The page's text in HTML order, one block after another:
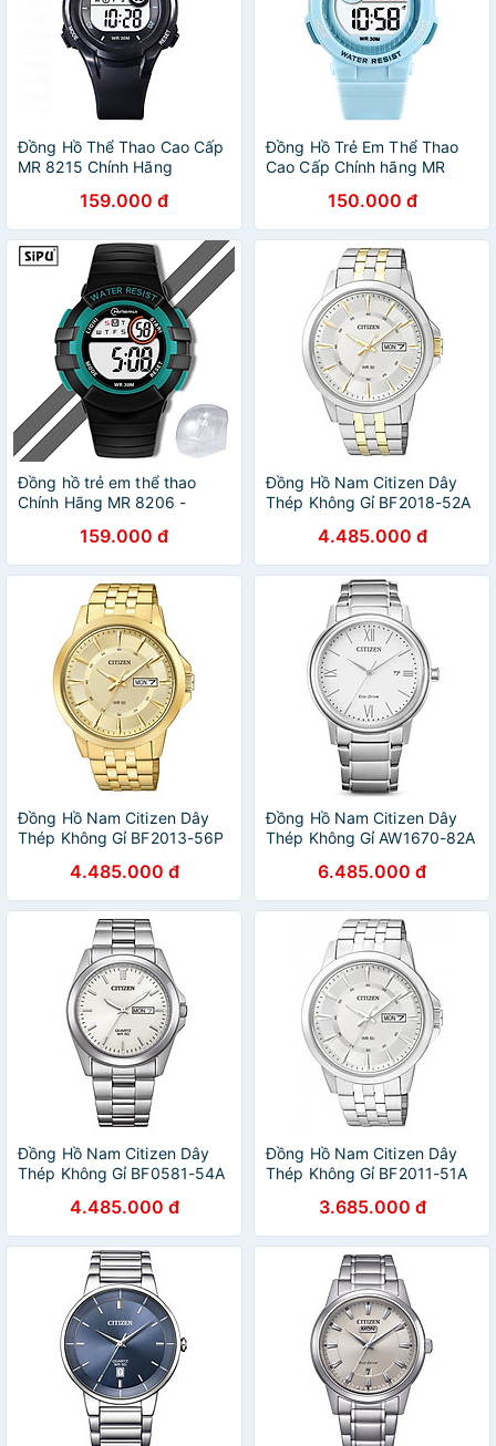
Đồng Hồ Thể Thao Cao Cấp
MR 8215 Chính Hãng
Điện Tử Dành Cho Bé Trai Bé
Gái
159.000 đ
Đồng Hồ Trẻ Em Thể Thao
Cao Cấp Chính hãng MR
(Kèm video)150.000 đ
Đồng hồ trẻ em thể thao
Chính Hãng MR 8206 -
159.000 đ
Đồng Hồ Nam Citizen Dây
Thép Không Gỉ BF2018-52A
4.485.000 đ
Đồng Hồ Nam Citizen Dây
Thép Không Gỉ BF2013-56P
4.485.000 đ
Đồng Hồ Nam Citizen Dây
Thép Không Gỉ AW1670-82A
6.485.000 đ
Đồng Hồ Nam Citizen Dây
Thép Không Gỉ BF0581-54A
4.485.000 đ
Đồng Hồ Nam Citizen Dây
Thép Không Gỉ BF2011-51A
3.685.000 đ